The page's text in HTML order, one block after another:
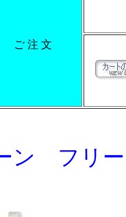
ご 注 文
ン フリー